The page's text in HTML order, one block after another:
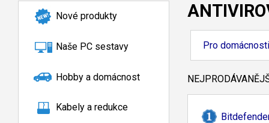
Nové produkty
Naše PC sestavy
Hobby a domácnost
Kabely a redukce
Pro domácnosti